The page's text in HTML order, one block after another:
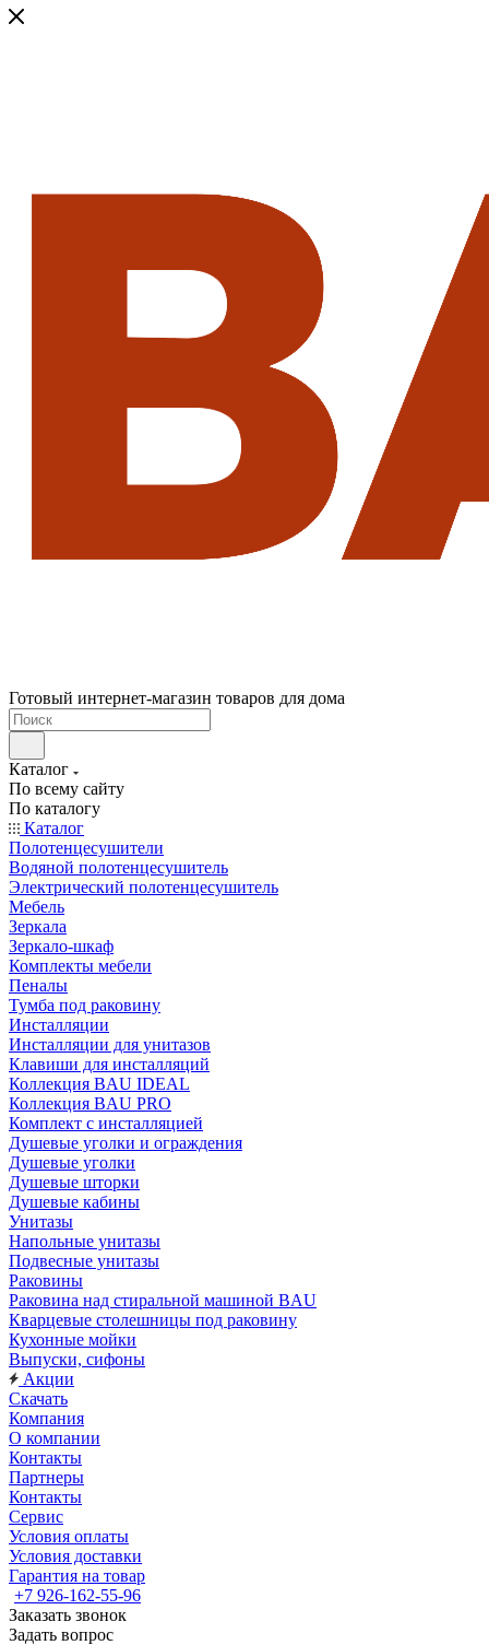
Готовый интернет-магазин товаров для дома
Каталог
По всему сайту
По каталогу
Каталог
Полотенцесушители
Водяной полотенцесушитель
Электрический полотенцесушитель
Мебель
Зеркала
Зеркало-шкаф
Комплекты мебели
Пеналы
Тумба под раковину
Инсталляции
Инсталляции для унитазов
Клавиши для инсталляций
Коллекция BAU IDEAL
Коллекция BAU PRO
Комплект с инсталляцией
Душевые уголки и ограждения
Душевые уголки
Душевые шторки
Душевые кабины
Унитазы
Напольные унитазы
Подвесные унитазы
Раковины
Раковина над стиральной машиной BAU
Кварцевые столешницы под раковину
Кухонные мойки
Выпуски, сифоны
Акции
Скачать
Компания
О компании
Контакты
Партнеры
Контакты
Сервис
Условия оплаты
Условия доставки
Гарантия на товар
+7 926-162-55-96
Заказать звонок
Задать вопрос